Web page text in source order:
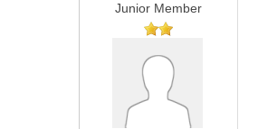
Junior Member